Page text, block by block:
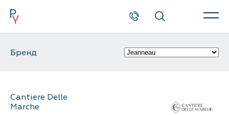
Бренд
Cantiere Delle
Marche